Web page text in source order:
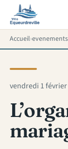
Accueil evenements
vendredi 1 février